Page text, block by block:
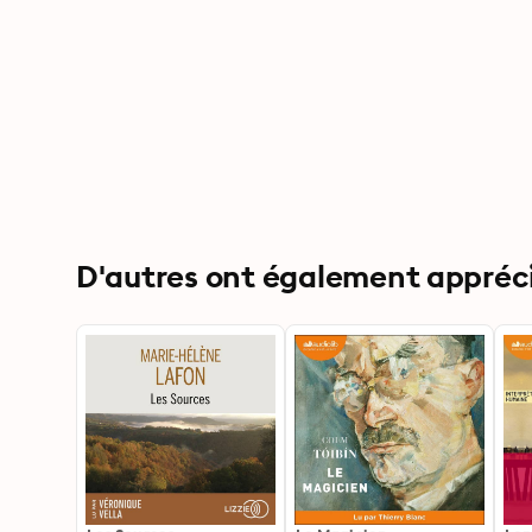
D'autres ont également